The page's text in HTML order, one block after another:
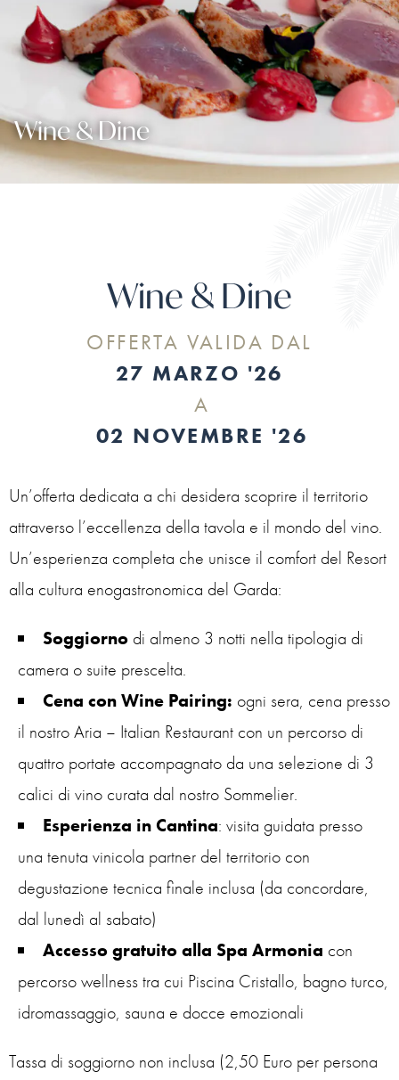
Wine & Dine
Wine & Dine
OFFERTA VALIDA DAL
27 MARZO '26
A
02 NOVEMBRE '26
Un’offerta dedicata a chi desidera scoprire il territorio
attraverso l’eccellenza della tavola e il mondo del vino.
Un’esperienza completa che unisce il comfort del Resort
alla cultura enogastronomica del Garda:
Soggiorno di almeno 3 notti nella tipologia di
camera o suite prescelta.
Cena con Wine Pairing: ogni sera, cena presso
il nostro Aria – Italian Restaurant con un percorso di
quattro portate accompagnato da una selezione di 3
calici di vino curata dal nostro Sommelier.
Esperienza in Cantina: visita guidata presso
una tenuta vinicola partner del territorio con
degustazione tecnica finale inclusa (da concordare,
dal lunedì al sabato)
Accesso gratuito alla Spa Armonia con
percorso wellness tra cui Piscina Cristallo, bagno turco,
idromassaggio, sauna e docce emozionali
Tassa di soggiorno non inclusa (2,50 Euro per persona